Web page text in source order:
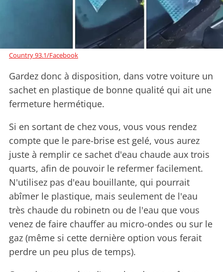
Country 93.1/Facebook
Gardez donc à disposition, dans votre voiture un
sachet en plastique de bonne qualité qui ait une
fermeture hermétique.
Si en sortant de chez vous, vous vous rendez
compte que le pare-brise est gelé, vous aurez
juste à remplir ce sachet d'eau chaude aux trois
quarts, afin de pouvoir le refermer facilement.
N'utilisez pas d'eau bouillante, qui pourrait
abîmer le plastique, mais seulement de l'eau
très chaude du robinetn ou de l'eau que vous
venez de faire chauffer au micro-ondes ou sur le
gaz (même si cette dernière option vous ferait
perdre un peu plus de temps).